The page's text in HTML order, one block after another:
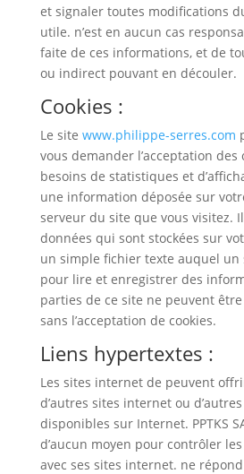
et signaler toutes modifications
utile. n’est en aucun cas
faite de ces informations, et de
ou indirect pouvant en découler.
Cookies :
Le site www.philippe-serres.com
vous demander l’acceptation des
besoins de statistiques et
une information déposée sur
serveur du site que vous visitez.
données qui sont stockées sur
un simple fichier texte auquel un
pour lire et enregistrer des
parties de ce site ne peuvent
sans l’acceptation de cookies.
Liens hypertextes :
Les sites internet de peuvent
d’autres sites internet ou
disponibles sur Internet. PPTKS
d’aucun moyen pour contrôler
avec ses sites internet. ne